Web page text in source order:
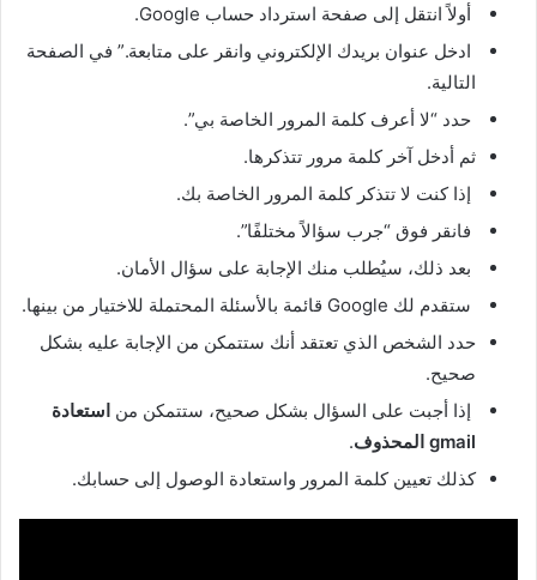
أولاً انتقل إلى صفحة استرداد حساب Google.
ادخل عنوان بريدك الإلكتروني وانقر على متابعة.” في الصفحة
التالية.
حدد “لا أعرف كلمة المرور الخاصة بي”.
ثم أدخل آخر كلمة مرور تتذكرها.
إذا كنت لا تتذكر كلمة المرور الخاصة بك.
فانقر فوق “جرب سؤالاً مختلفًا”.
بعد ذلك، سيُطلب منك الإجابة على سؤال الأمان.
ستقدم لك Google قائمة بالأسئلة المحتملة للاختيار من بينها.
حدد الشخص الذي تعتقد أنك ستتمكن من الإجابة عليه بشكل
صحيح.
إذا أجبت على السؤال بشكل صحيح، ستتمكن من استعادة
gmail المحذوف
.
كذلك تعيين كلمة المرور واستعادة الوصول إلى حسابك.